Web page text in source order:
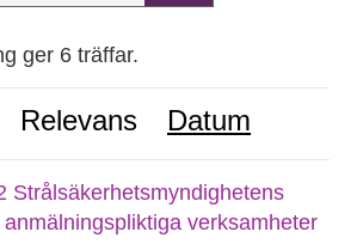
ger 6 träffar.
Relevans Datum
Strålsäkerhetsmyndighetens
verksamheter